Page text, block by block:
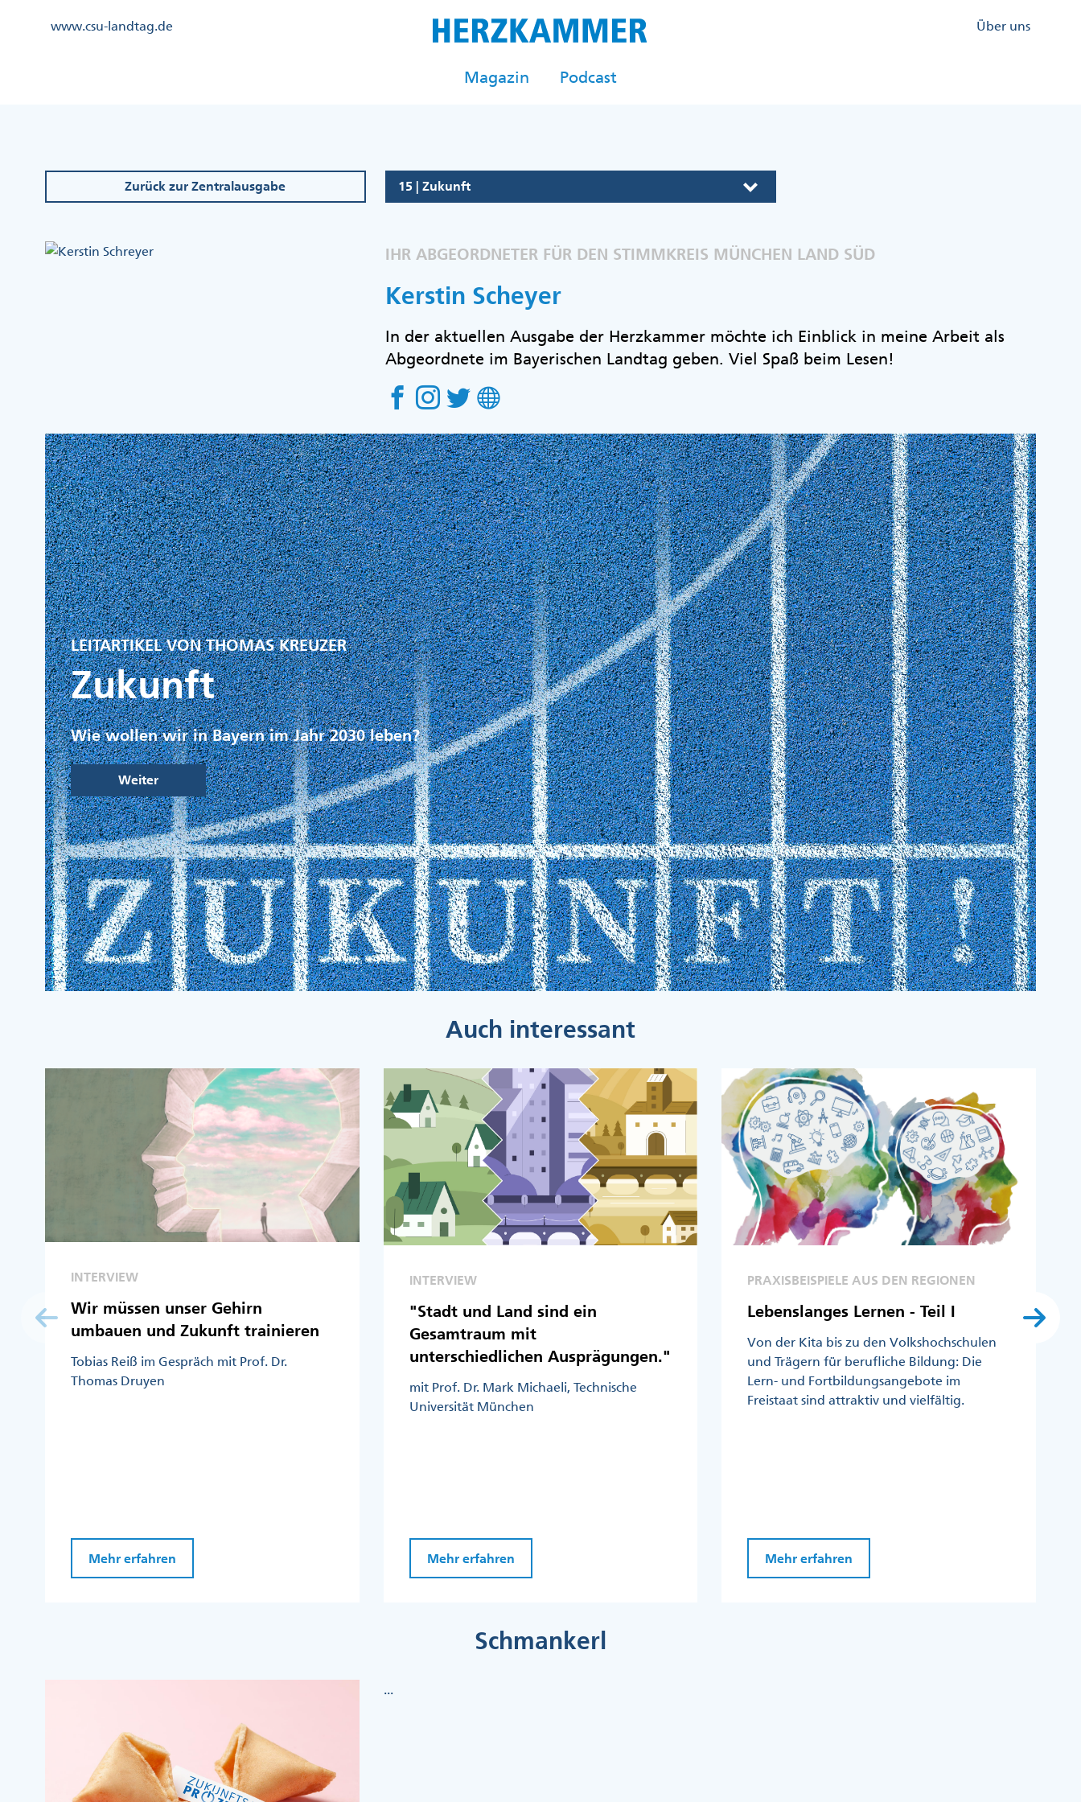
Kopfzeile
www.csu-landtag.de
Kopfzeile
Über uns
Magazin Podcast
Zurück zur Zentralausgabe 15 | Zukunft
IHR ABGEORDNETER FÜR DEN STIMMKREIS MÜNCHEN LAND SÜD
Kerstin Scheyer
In der aktuellen Ausgabe der Herzkammer möchte ich Einblick in meine Arbeit als
Abgeordnete im Bayerischen Landtag geben. Viel Spaß beim Lesen!
LEITARTIKEL VON THOMAS KREUZER
Zukunft
Wie wollen wir in Bayern im Jahr 2030 leben?
Weiter
Auch interessant
INTERVIEW
Wir müssen unser Gehirn
umbauen und Zukunft trainieren
Tobias Reiß im Gespräch mit Prof. Dr.
Thomas Druyen
Mehr erfahren
INTERVIEW
"Stadt und Land sind ein
Gesamtraum mit
unterschiedlichen Ausprägungen."
mit Prof. Dr. Mark Michaeli, Technische
Universität München
Mehr erfahren
PRAXISBEISPIELE AUS DEN REGIONEN
Lebenslanges Lernen - Teil I
Von der Kita bis zu den Volkshochschulen
und Trägern für berufliche Bildung: Die
Lern- und Fortbildungsangebote im
Freistaat sind attraktiv und vielfältig.
Mehr erfahren
Schmankerl
...